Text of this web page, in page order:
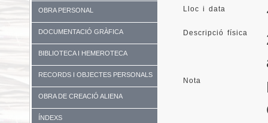
DIVERSOS
OBRA PERSONAL
DOCUMENTACIÓ GRÀFICA
BIBLIOTECA I HEMEROTECA
RECORDS I OBJECTES PERSONALS
OBRA DE CREACIÓ ALIENA
ÍNDEXS
Lloc i data
Descripció física
Nota